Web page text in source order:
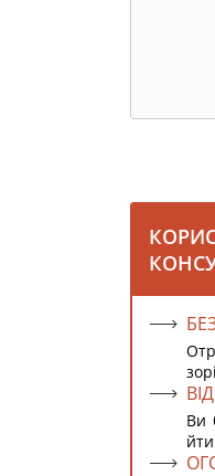
Ви